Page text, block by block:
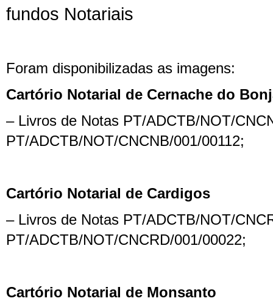
fundos Notariais
Foram disponibilizadas as imagens:
Cartório Notarial de Cernache do
– Livros de Notas PT/ADCTB/NOT/
PT/ADCTB/NOT/CNCNB/001/00112;
Cartório Notarial de Cardigos
– Livros de Notas PT/ADCTB/NOT/
PT/ADCTB/NOT/CNCRD/001/00022;
Cartório Notarial de Monsanto